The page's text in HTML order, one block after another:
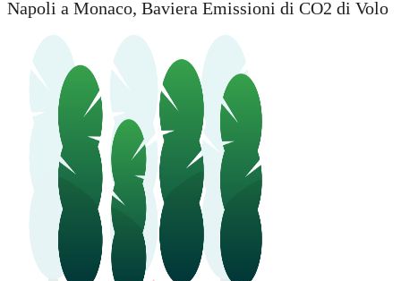
Napoli a Monaco, Baviera Emissioni di CO2 di Volo